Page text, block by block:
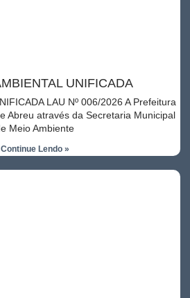
UNIFICADA
LAU Nº 006/2026 A Prefeitura
Abreu através da Secretaria Municipal
Meio Ambiente
Continue Lendo »